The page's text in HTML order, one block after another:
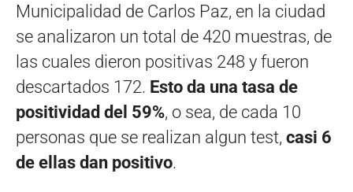
Municipalidad de Carlos Paz, en la ciudad
se analizaron un total de 420 muestras, de
las cuales dieron positivas 248 y fueron
descartados 172. Esto da una tasa de
positividad del 59%, o sea, de cada 10
personas que se realizan algun test, casi 6
de ellas dan positivo.